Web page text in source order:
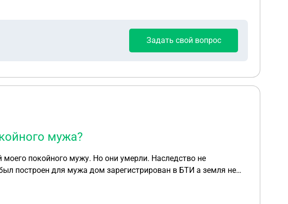
Задать свой вопрос
мужа?
покойного мужу. Но они умерли. Наследство не